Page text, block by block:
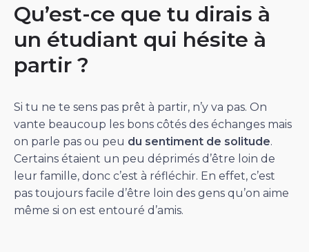
Qu’est-ce que tu dirais à
un étudiant qui hésite à
partir ?
Si tu ne te sens pas prêt à partir, n’y va pas. On
vante beaucoup les bons côtés des échanges mais
on parle pas ou peu du sentiment de solitude.
Certains étaient un peu déprimés d’être loin de
leur famille, donc c’est à réfléchir. En effet, c’est
pas toujours facile d’être loin des gens qu’on aime
même si on est entouré d’amis.